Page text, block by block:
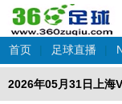
首页 | 足球直播 |
2026年05月31日上海